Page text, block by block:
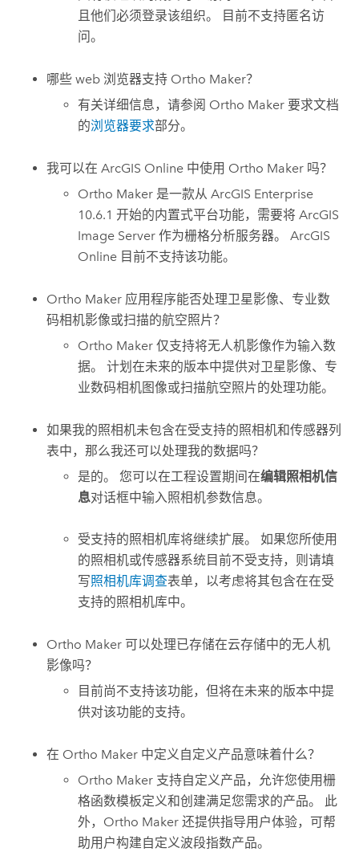
且他们必须登录该组织。 目前不支持匿名访
问。
哪些 web 浏览器支持 Ortho Maker？
有关详细信息，请参阅 Ortho Maker 要求文档
的浏览器要求部分。
我可以在ArcGIS Online 中使用 Ortho Maker 吗？
Ortho Maker 是一款从ArcGIS Enterprise
10.6.1 开始的内置式平台功能，需要将ArcGIS
Image Server 作为栅格分析服务器。ArcGIS
Online 目前不支持该功能。
Ortho Maker 应用程序能否处理卫星影像、专业数
码相机影像或扫描的航空照片？
Ortho Maker 仅支持将无人机影像作为输入数
据。 计划在未来的版本中提供对卫星影像、专
业数码相机图像或扫描航空照片的处理功能。
如果我的照相机未包含在受支持的照相机和传感器列
表中，那么我还可以处理我的数据吗？
是的。 您可以在工程设置期间在编辑照相机信
息对话框中输入照相机参数信息。
受支持的照相机库将继续扩展。 如果您所使用
的照相机或传感器系统目前不受支持，则请填
写照相机库调查表单，以考虑将其包含在在受
支持的照相机库中。
Ortho Maker 可以处理已存储在云存储中的无人机
影像吗？
目前尚不支持该功能，但将在未来的版本中提
供对该功能的支持。
在 Ortho Maker 中定义自定义产品意味着什么？
Ortho Maker 支持自定义产品，允许您使用栅
格函数模板定义和创建满足您需求的产品。 此
外， Ortho Maker 还提供指导用户体验，可帮
助用户构建自定义波段指数产品。